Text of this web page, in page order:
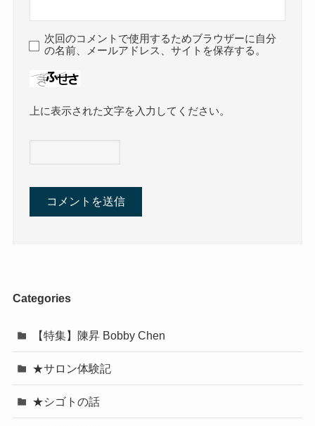
次回のコメントで使用するためブラウザーに自分
の名前、メールアドレス、サイトを保存する。
上に表示された文字を入力してください。
Categories
【特集】陳昇 Bobby Chen
★サロン体験記
★シゴトの話